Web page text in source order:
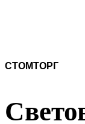
СТОМТОРГ